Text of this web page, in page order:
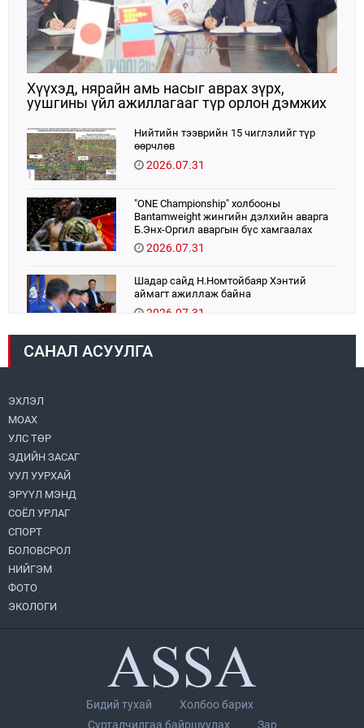
Хүүхэд, нярайн амь насыг аврах зүрх,
уушгины үйл ажиллагааг түр орлон дэмжих
Нийтийн тээврийн 15 чиглэлийг түр
өөрчлөв
2026.07.31
"ONE Championship" холбооны
Bantamweight жингийн дэлхийн аварга
Б.Энх-Оргил аваргын бүс хамгаалах
тулаанаа өнөөдөр хийнэ.
2026.07.31
Шадар сайд Н.Номтойбаяр Хэнтий
аймагт ажиллаж байна
2026.07.31
Авто зам шинээр барина
Ирэх 10 хоногийн цаг агаарын
урьдчилсан төлөв
2026.07.31
Орон нутгийн Биеийн тамир, спортын
САНАЛ АСУУЛГА
ЭХЛЭЛ
МОАХ
УЛС ТӨР
ЭДИЙН ЗАСАГ
УУЛ УУРХАЙ
ЭРҮҮЛ МЭНД
СОЁЛ УРЛАГ
СПОРТ
БОЛОВСРОЛ
НИЙГЭМ
ФОТО
ЭКОЛОГИ
Бидий тухай
Холбоо барих
Сурталчилгаа байршуулах
Зар